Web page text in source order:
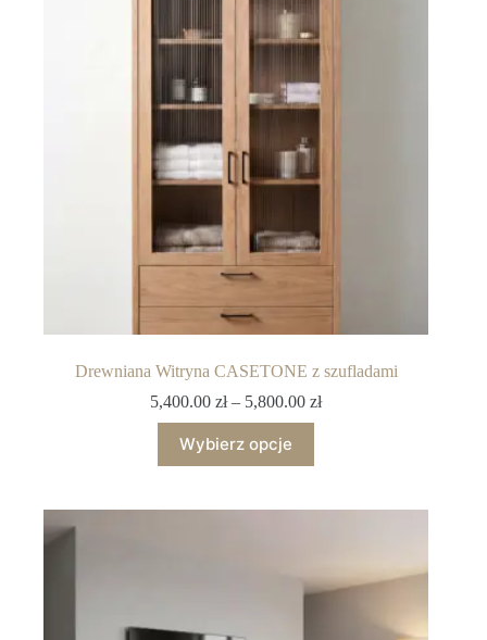
Drewniana Witryna CASETONE z szufladami
5,400.00zł – 5,800.00zł
Wybierz opcje